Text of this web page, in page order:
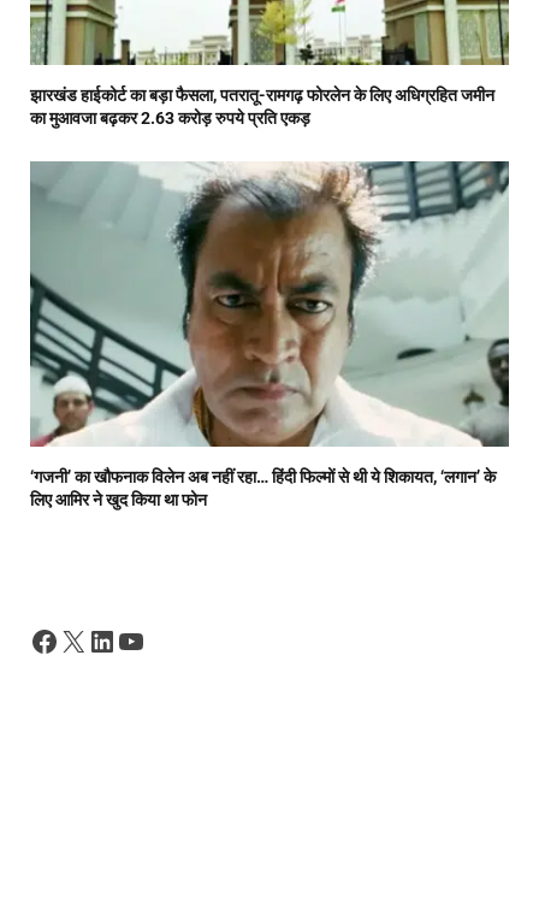
झारखंड हाईकोर्ट का बड़ा फैसला, पतरातू-रामगढ़ फोरलेन के लिए अधिग्रहित जमीन
का मुआवजा बढ़कर 2.63 करोड़ रुपये प्रति एकड़
‘गजनी’ का खौफनाक विलेन अब नहीं रहा… हिंदी फिल्मों से थी ये शिकायत, ‘लगान’ के
लिए आमिर ने खुद किया था फोन
Facebook
X LinkedIn
YouTube